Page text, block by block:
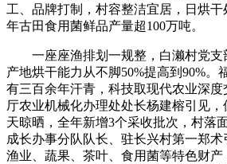
工、品牌打制，村容整洁宜居，日烘干
年古田食用菌鲜品产量超100万吨。
一座座渔排划一规整，白濑村党支
产地烘干能力从不脚50%提高到90%。
有三百余年汗青，科技取现代农业深
厅农业机械化办理处处长杨建榕引见
天晾晒，全年新增3个采收批次，村落
成长办事分队队长、驻长兴村第一郑术
渔业、蔬果、茶叶、食用菌等特色财产